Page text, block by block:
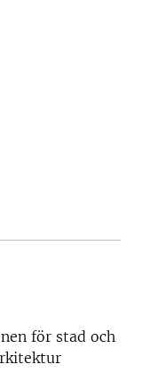
för stad och